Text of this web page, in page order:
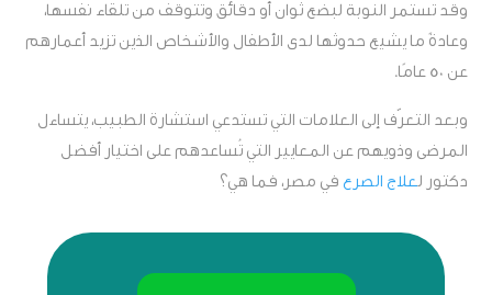
وقد تستمر النوبة لبضع ثوان أو دقائق وتتوقف من تلقاء نفسها،
وعادةً ما يشيع حدوثها لدى الأطفال والأشخاص الذين تزيد أعمارهم
عن 50 عامًا.
وبعد التعرّف إلى العلامات التي تستدعي استشارة الطبيب، يتساءل
المرضى وذويهم عن المعايير التي تُساعدهم على اختيار أفضل
دكتور لعلاج الصرع في مصر، فما هي؟